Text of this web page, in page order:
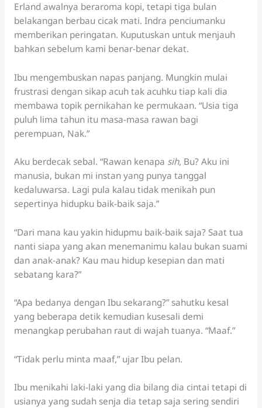
Erland awalnya beraroma kopi, tetapi tiga bulan
belakangan berbau cicak mati. Indra penciumanku
memberikan peringatan. Kuputuskan untuk menjauh
bahkan sebelum kami benar-benar dekat.
Ibu mengembuskan napas panjang. Mungkin mulai
frustrasi dengan sikap acuh tak acuhku tiap kali dia
membawa topik pernikahan ke permukaan. “Usia tiga
puluh lima tahun itu masa-masa rawan bagi
perempuan, Nak.”
Aku berdecak sebal. “Rawan kenapa sih, Bu? Aku ini
manusia, bukan mi instan yang punya tanggal
kedaluwarsa. Lagi pula kalau tidak menikah pun
sepertinya hidupku baik-baik saja.”
“Dari mana kau yakin hidupmu baik-baik saja? Saat tua
nanti siapa yang akan menemanimu kalau bukan suami
dan anak-anak? Kau mau hidup kesepian dan mati
sebatang kara?”
“Apa bedanya dengan Ibu sekarang?” sahutku kesal
yang beberapa detik kemudian kusesali demi
menangkap perubahan raut di wajah tuanya. “Maaf.”
“Tidak perlu minta maaf,” ujar Ibu pelan.
Ibu menikahi laki-laki yang dia bilang dia cintai tetapi di
usianya yang sudah senja dia tetap saja sering sendiri